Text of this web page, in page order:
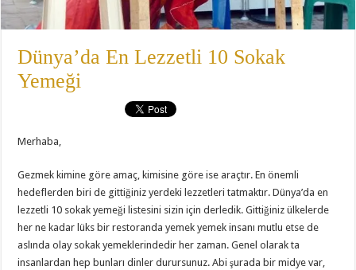
Dünya’da En Lezzetli 10 Sokak
Yemeği
Merhaba,
Gezmek kimine göre amaç, kimisine göre ise araçtır. En önemli
hedeflerden biri de gittiğiniz yerdeki lezzetleri tatmaktır. Dünya’da en
lezzetli 10 sokak yemeği listesini sizin için derledik. Gittiğiniz ülkelerde
her ne kadar lüks bir restoranda yemek yemek insanı mutlu etse de
aslında olay sokak yemeklerindedir her zaman. Genel olarak ta
insanlardan hep bunları dinler durursunuz. Abi şurada bir midye var,